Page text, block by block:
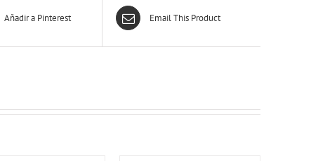
Añadir a Pinterest Email This Product